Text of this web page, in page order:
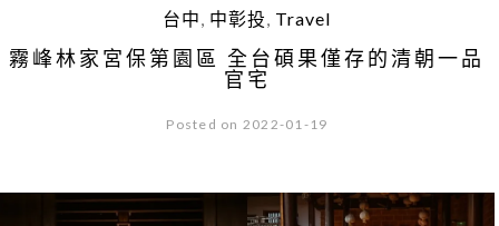
台中, 中彰投, Travel
霧峰林家宮保第園區 全台碩果僅存的清朝一品
官宅
Posted on 2022-01-19